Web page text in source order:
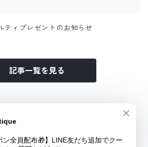
ティプレゼントのお知らせ
記事一覧を見る
表記